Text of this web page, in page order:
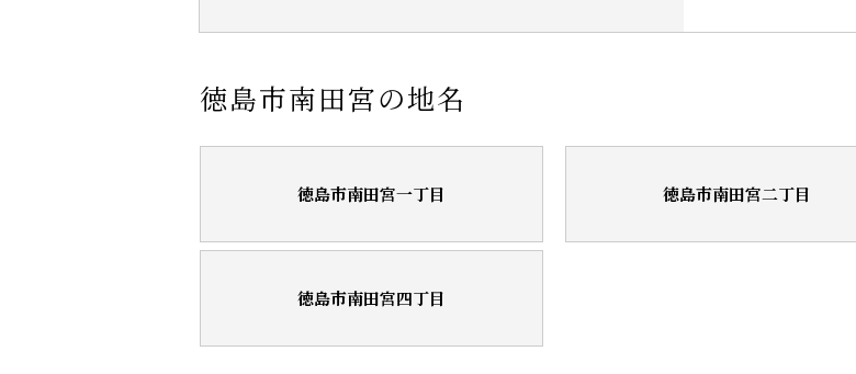
徳島市南田宮の地名
徳島市南田宮一丁目 徳島市南田宮二丁目
徳島市南田宮四丁目